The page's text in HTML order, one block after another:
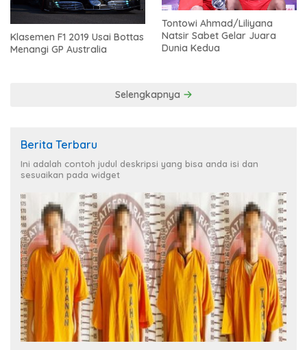
Klasemen F1 2019 Usai Bottas
Menangi GP Australia
Tontowi Ahmad/Liliyana
Natsir Sabet Gelar Juara
Dunia Kedua
Selengkapnya
Berita Terbaru
Ini adalah contoh judul deskripsi yang bisa anda isi dan
sesuaikan pada widget